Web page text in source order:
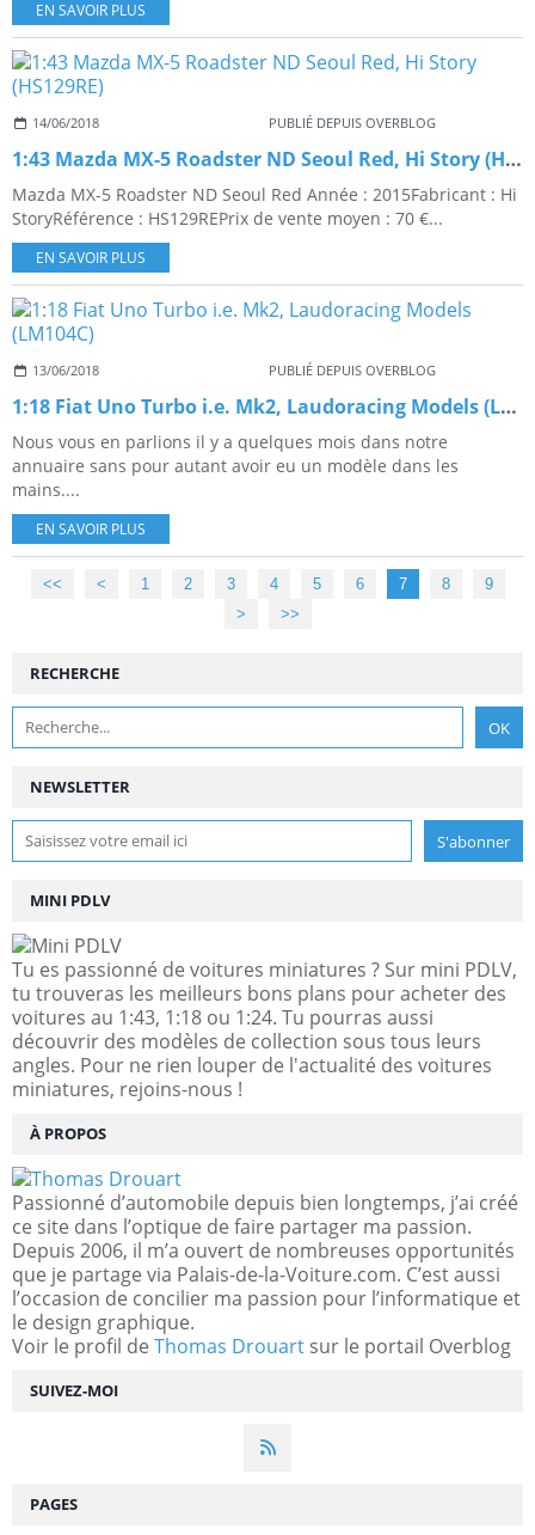
EN SAVOIR PLUS
14/06/2018 PUBLIÉ DEPUIS OVERBLOG
1:43 Mazda MX-5 Roadster ND Seoul Red, Hi Story (HS129RE)
Mazda MX-5 Roadster ND Seoul Red Année : 2015Fabricant : Hi
StoryRéférence : HS129REPrix de vente moyen : 70 €...
EN SAVOIR PLUS
13/06/2018 PUBLIÉ DEPUIS OVERBLOG
1:18 Fiat Uno Turbo i.e. Mk2, Laudoracing Models (LM104C)
Nous vous en parlions il y a quelques mois dans notre
annuaire sans pour autant avoir eu un modèle dans les
mains....
EN SAVOIR PLUS
<< < 1 2 3 4 5 6 7 8
9
>
>>
NEWSLETTER
SUIVEZ-MOI
RECHERCHE
MINI PDLV
Tu es passionné de voitures miniatures ? Sur mini PDLV,
tu trouveras les meilleurs bons plans pour acheter des
voitures au 1:43, 1:18 ou 1:24. Tu pourras aussi
découvrir des modèles de collection sous tous leurs
angles. Pour ne rien louper de l'actualité des voitures
miniatures, rejoins-nous !
À PROPOS
Passionné d’automobile depuis bien longtemps, j’ai créé
ce site dans l’optique de faire partager ma passion.
Depuis 2006, il m’a ouvert de nombreuses opportunités
que je partage via Palais-de-la-Voiture.com. C’est aussi
l’occasion de concilier ma passion pour l’informatique et
le design graphique.
Voir le profil de Thomas Drouart sur le portail Overblog
PAGES